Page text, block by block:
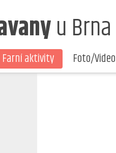
u Brna
Farní aktivity Foto/Video